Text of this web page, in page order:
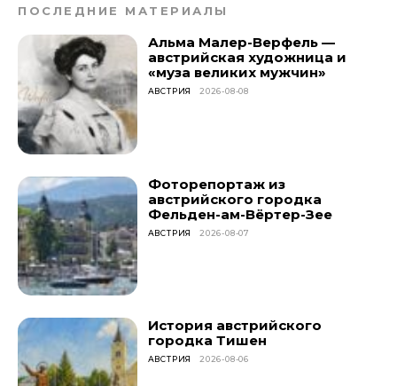
ПОСЛЕДНИЕ МАТЕРИАЛЫ
Альма Малер-Верфель —
австрийская художница и
«муза великих мужчин»
АВСТРИЯ 2026-08-08
Фоторепортаж из
австрийского городка
Фельден-ам-Вёртер-Зее
АВСТРИЯ 2026-08-07
История австрийского
городка Тишен
АВСТРИЯ 2026-08-06